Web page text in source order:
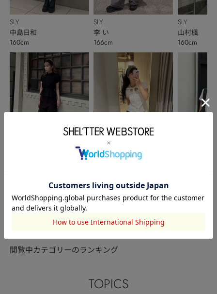
SLY
中島日和
160cm
SLY
李 い
166cm
163cm
SLY
山村楓
160cm
このアイテムを見た人がチェックしている商品
閲覧中カテゴリーのランキング
TOPICS